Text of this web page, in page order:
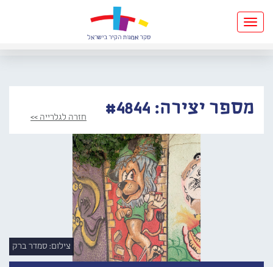
Toggle
navigation
מספר יצירה: #4844 חזרה לגלרייה >>
צילום: סמדר ברק